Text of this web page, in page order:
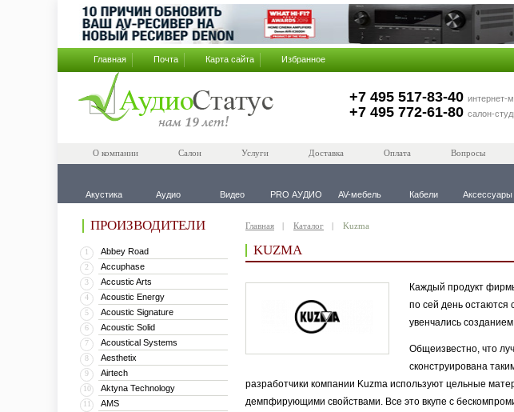
Главная Почта Карта сайта Избранное
+7 495 517-83-40 интернет-
+7 495 772-61-80 салон-
О компании Салон Услуги Доставка Оплата Вопросы
Акустика Аудио Видео PRO АУДИО AV-мебель Кабели Аксессуары
ПРОИЗВОДИТЕЛИ
1 Abbey Road
2 Accuphase
3 Accustic Arts
4 Acoustic Energy
5 Acoustic Signature
6 Acoustic Solid
7 Acoustical Systems
8 Aesthetix
9 Airtech
10 Aktyna Technology
11 AMS
Главная Каталог Kuzma
KUZMA
Каждый продукт
по сей день остаются
увенчались
Общеизвестно, что
сконструирована
разработчики компании Kuzma используют цельные
демпфирующими свойствами. Все это вкупе с